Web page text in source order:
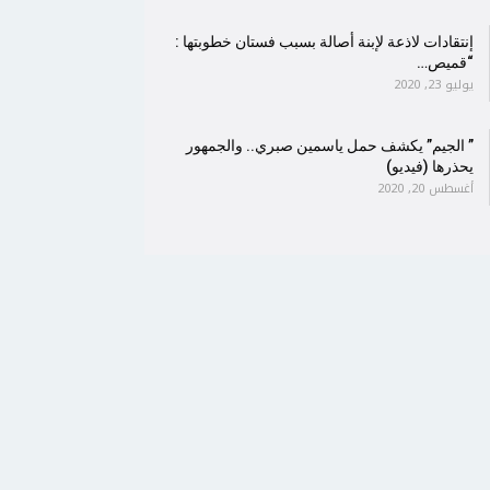
إنتقادات لاذعة لإبنة أصالة بسبب فستان خطوبتها :
“قميص…
يوليو 23, 2020
” الجيم” يكشف حمل ياسمين صبري.. والجمهور
يحذرها (فيديو)
أغسطس 20, 2020